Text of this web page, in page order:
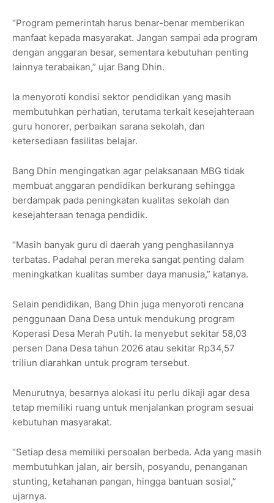
“Program pemerintah harus benar-benar memberikan
manfaat kepada masyarakat. Jangan sampai ada program
dengan anggaran besar, sementara kebutuhan penting
lainnya terabaikan,” ujar Bang Dhin.
Ia menyoroti kondisi sektor pendidikan yang masih
membutuhkan perhatian, terutama terkait kesejahteraan
guru honorer, perbaikan sarana sekolah, dan
ketersediaan fasilitas belajar.
Bang Dhin mengingatkan agar pelaksanaan MBG tidak
membuat anggaran pendidikan berkurang sehingga
berdampak pada peningkatan kualitas sekolah dan
kesejahteraan tenaga pendidik.
“Masih banyak guru di daerah yang penghasilannya
terbatas. Padahal peran mereka sangat penting dalam
meningkatkan kualitas sumber daya manusia,” katanya.
Selain pendidikan, Bang Dhin juga menyoroti rencana
penggunaan Dana Desa untuk mendukung program
Koperasi Desa Merah Putih. Ia menyebut sekitar 58,03
persen Dana Desa tahun 2026 atau sekitar Rp34,57
triliun diarahkan untuk program tersebut.
Menurutnya, besarnya alokasi itu perlu dikaji agar desa
tetap memiliki ruang untuk menjalankan program sesuai
kebutuhan masyarakat.
“Setiap desa memiliki persoalan berbeda. Ada yang masih
membutuhkan jalan, air bersih, posyandu, penanganan
stunting, ketahanan pangan, hingga bantuan sosial,”
ujarnya.